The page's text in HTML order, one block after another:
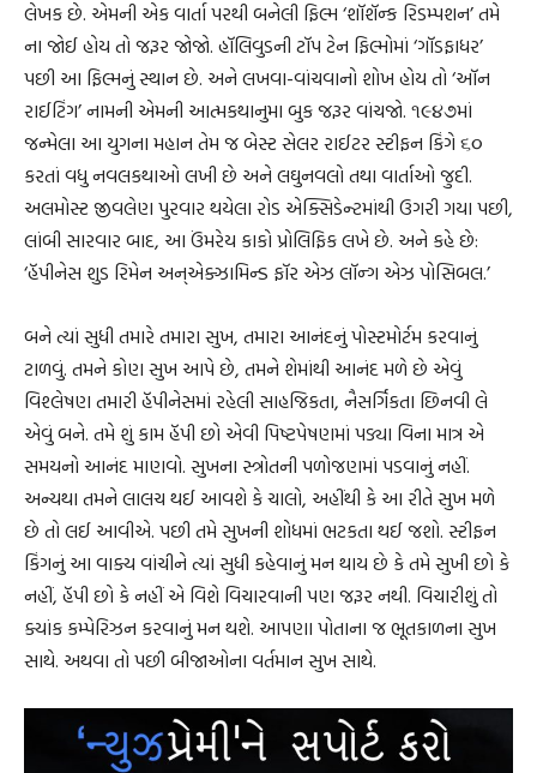
લેખક છે. એમની એક વાર્તા પરથી બનેલી ફિલ્મ ‘શૉશૅન્ક રિડમ્પશન’ તમે
ના જોઈ હોય તો જરૂર જોજો. હૉલિવુડની ટૉપ ટેન ફિલ્મોમાં ‘ગૉડફાધર’
પછી આ ફિલ્મનું સ્થાન છે. અને લખવા-વાંચવાનો શોખ હોય તો ‘ઑન
રાઈટિંગ’ નામની એમની આત્મકથાનુમા બુક જરૂર વાંચજો. ૧૯૪૭માં
જન્મેલા આ યુગના મહાન તેમ જ બેસ્ટ સેલર રાઈટર સ્ટીફન કિંગે ૬૦
કરતાં વધુ નવલકથાઓ લખી છે અને લઘુનવલો તથા વાર્તાઓ જુદી.
અલમોસ્ટ જીવલેણ પુરવાર થયેલા રોડ એક્સિડેન્ટમાંથી ઉગરી ગયા પછી,
લાંબી સારવાર બાદ, આ ઉંમરેય કાકો પ્રોલિફિક લખે છે. અને કહે છે:
‘હૅપીનેસ શુડ રિમેન અન્એક્ઝામિન્ડ ફૉર એઝ લૉન્ગ એઝ પોસિબલ.’
બને ત્યાં સુધી તમારે તમારા સુખ, તમારા આનંદનું પોસ્ટમોર્ટમ કરવાનું
ટાળવું. તમને કોણ સુખ આપે છે, તમને શેમાંથી આનંદ મળે છે એવું
વિશ્લેષણ તમારી હૅપીનેસમાં રહેલી સાહજિકતા, નૈસર્ગિકતા છિનવી લે
એવું બને. તમે શું કામ હૅપી છો એવી પિષ્ટપેષણમાં પડ્યા વિના માત્ર એ
સમયનો આનંદ માણવો. સુખના સ્ત્રોતની પળોજણમાં પડવાનું નહીં.
અન્યથા તમને લાલચ થઈ આવશે કે ચાલો, અહીંથી કે આ રીતે સુખ મળે
છે તો લઈ આવીએ. પછી તમે સુખની શોધમાં ભટકતા થઈ જશો. સ્ટીફન
કિંગનું આ વાક્ય વાંચીને ત્યાં સુધી કહેવાનું મન થાય છે કે તમે સુખી છો કે
નહીં, હૅપી છો કે નહીં એ વિશે વિચારવાની પણ જરૂર નથી. વિચારીશું તો
ક્યાંક કમ્પેરિઝન કરવાનું મન થશે. આપણા પોતાના જ ભૂતકાળના સુખ
સાથે. અથવા તો પછી બીજાઓના વર્તમાન સુખ સાથે.